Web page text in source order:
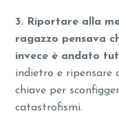
3. Riportare alla
ragazzo pensava
invece è andato
indietro e
chiave per
catastrofismi.